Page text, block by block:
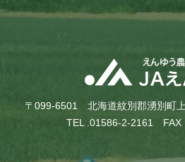
〒099-6501 北海道紋別郡湧別町
TEL .01586-2-2161 FAX